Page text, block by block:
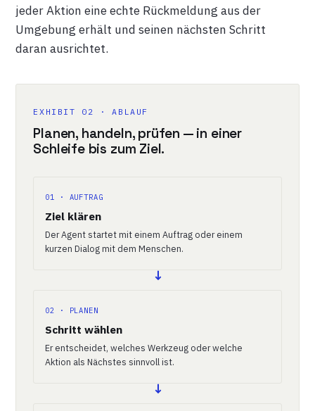
jeder Aktion eine echte Rückmeldung aus der
Umgebung erhält und seinen nächsten Schritt
daran ausrichtet.
EXHIBIT 02 · ABLAUF
Planen, handeln, prüfen — in einer
Schleife bis zum Ziel.
01 · AUFTRAG
Ziel klären
Der Agent startet mit einem Auftrag oder einem
kurzen Dialog mit dem Menschen.
02 · PLANEN
Schritt wählen
Er entscheidet, welches Werkzeug oder welche
Aktion als Nächstes sinnvoll ist.